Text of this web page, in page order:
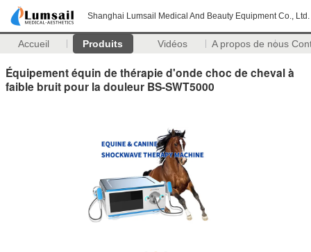
Shanghai Lumsail Medical And Beauty Equipment Co., Ltd.
Accueil Produits Vidéos A propos de nous
Équipement équin de thérapie d'onde choc de cheval à
faible bruit pour la douleur BS-SWT5000